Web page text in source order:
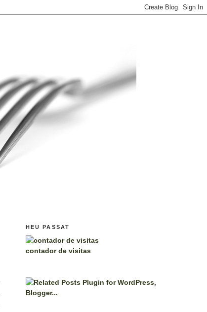
HEU PASSAT
contador de visitas